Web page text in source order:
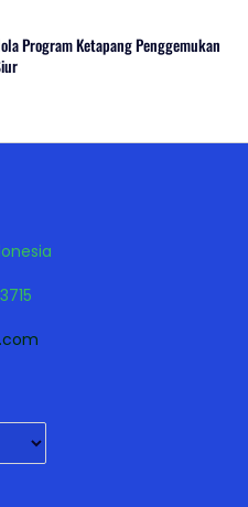
Program Ketapang Penggemukan